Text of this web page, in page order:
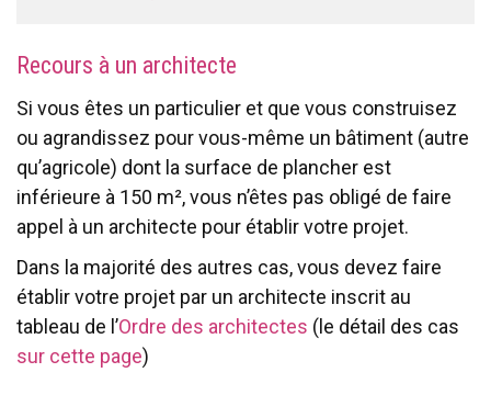
Recours à un architecte
Si vous êtes un particulier et que vous construisez
ou agrandissez pour vous-même un bâtiment (autre
qu’agricole) dont la surface de plancher est
inférieure à 150 m², vous n’êtes pas obligé de faire
appel à un architecte pour établir votre projet.
Dans la majorité des autres cas, vous devez faire
établir votre projet par un architecte inscrit au
tableau de l’Ordre des architectes (le détail des cas
sur cette page)